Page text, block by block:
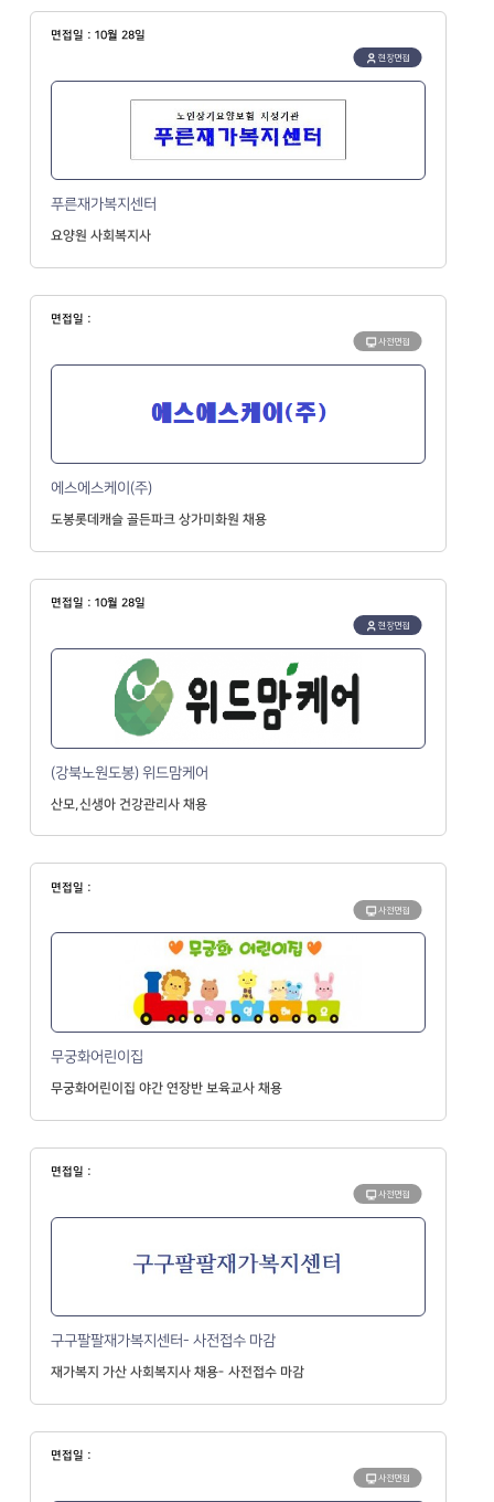
면접일 : 10월 28일
현장면접
푸른재가복지센터
요양원 사회복지사
면접일 :
사전면접
에스에스케이(주)
도봉롯데캐슬 골든파크 상가미화원 채용
면접일 : 10월 28일
현장면접
(강북노원도봉) 위드맘케어
산모,신생아 건강관리사 채용
면접일 :
사전면접
무궁화어린이집
무궁화어린이집 야간 연장반 보육교사 채용
면접일 :
사전면접
구구팔팔재가복지센터- 사전접수 마감
재가복지 가산 사회복지사 채용- 사전접수 마감
면접일 :
사전면접